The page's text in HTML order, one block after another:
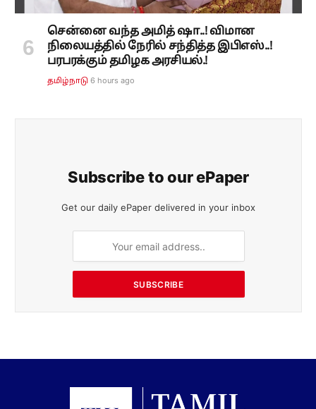
சென்னை வந்த அமித் ஷா..! விமான
நிலையத்தில் நேரில் சந்தித்த இபிஎஸ்..!
பரபரக்கும் தமிழக அரசியல்.!
தமிழ்நாடு 6 hours ago
Subscribe to our ePaper
Get our daily ePaper delivered in your inbox
SUBSCRIBE